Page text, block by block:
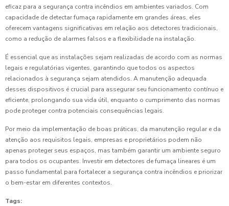
eficaz para a segurança contra incêndios em ambientes variados. Com
capacidade de detectar fumaça rapidamente em grandes áreas, eles
oferecem vantagens significativas em relação aos detectores tradicionais,
como a redução de alarmes falsos e a flexibilidade na instalação.
É essencial que as instalações sejam realizadas de acordo com as normas
legais e regulatórias vigentes, garantindo que todos os aspectos
relacionados à segurança sejam atendidos. A manutenção adequada
desses dispositivos é crucial para assegurar seu funcionamento contínuo e
eficiente, prolongando sua vida útil, enquanto o cumprimento das normas
pode proteger contra potenciais consequências legais.
Por meio da implementação de boas práticas, da manutenção regular e da
atenção aos requisitos legais, empresas e proprietários podem não
apenas proteger seus espaços, mas também garantir um ambiente seguro
para todos os ocupantes. Investir em detectores de fumaça lineares é um
passo fundamental para fortalecer a segurança contra incêndios e priorizar
o bem-estar em diferentes contextos.
Tags: